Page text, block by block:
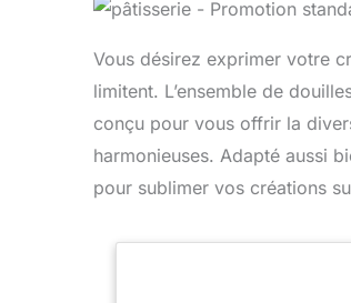
Vous désirez exprimer votre
limitent. L’ensemble de
conçu pour vous offrir la
harmonieuses. Adapté aussi
pour sublimer vos créations